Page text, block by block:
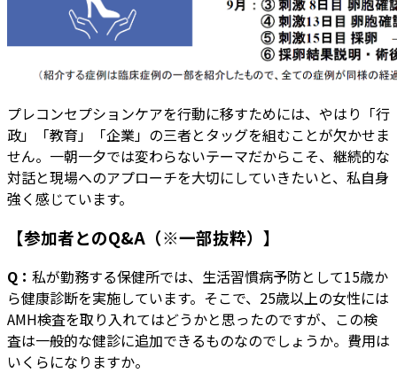
プレコンセプションケアを行動に移すためには、やはり「行
政」「教育」「企業」の三者とタッグを組むことが欠かせま
せん。一朝一夕では変わらないテーマだからこそ、継続的な
対話と現場へのアプローチを大切にしていきたいと、私自身
強く感じています。
【参加者とのQ&A（※一部抜粋）】
Q： 私が勤務する保健所では、生活習慣病予防として15歳か
ら健康診断を実施しています。そこで、25歳以上の女性には
AMH検査を取り入れてはどうかと思ったのですが、この検
査は一般的な健診に追加できるものなのでしょうか。費用は
いくらになりますか。